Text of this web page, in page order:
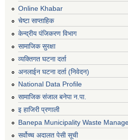
Online Khabar
चेष्टा साप्ताहिक
केन्द्रीय पंजिकरण विभाग
सामाजिक सुरक्षा
व्यक्तिगत घटना दर्ता
अनलाईन घटना दर्ता (निवेदन)
National Data Profile
सामाजिक संजाल बनेपा न.पा.
इ हाजिरी प्रणाली
Banepa Municipality Waste
सर्वोच्च अदालत पेसी सूची